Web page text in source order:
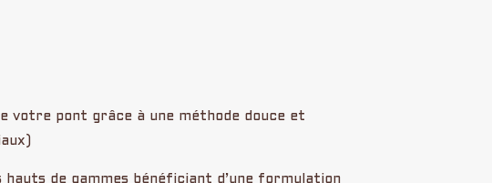
votre pont grâce à une méthode douce et
de gammes bénéficiant d’une formulation